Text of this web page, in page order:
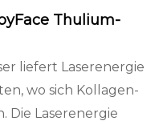
Thulium-
liefert Laserenergie
wo sich Kollagen-
Die Laserenergie